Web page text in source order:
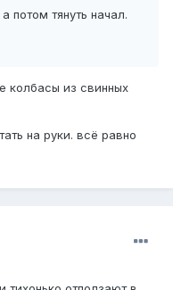
потом тянуть начал.
колбасы из свинных
на руки. всё равно